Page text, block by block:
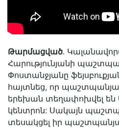
Թարմացված․
Հարությունյանի
Փոստանջյանը
հայտնեց, որ
երեխան տեղափոխվել են
կենտրոն: Սակայն
տեսակցել իր